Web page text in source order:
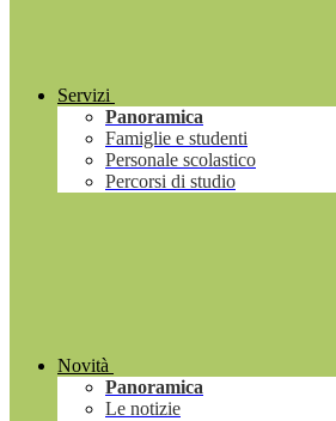
Servizi
Panoramica
Famiglie e studenti
Personale scolastico
Percorsi di studio
Novità
Panoramica
Le notizie